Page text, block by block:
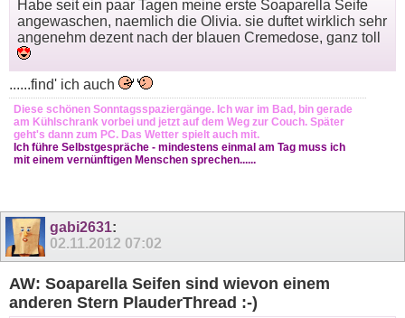
Habe seit ein paar Tagen meine erste Soaparella Seife
angewaschen, naemlich die Olivia. sie duftet wirklich sehr
angenehm dezent nach der blauen Cremedose, ganz toll
......find' ich auch
Diese schönen Sonntagsspaziergänge. Ich war im Bad, bin gerade
am Kühlschrank vorbei und jetzt auf dem Weg zur Couch. Später
geht's dann zum PC. Das Wetter spielt auch mit.
Ich führe Selbstgespräche - mindestens einmal am Tag muss ich
mit einem vernünftigen Menschen sprechen......
gabi2631:
02.11.2012 07:02
AW: Soaparella Seifen sind wievon einem
anderen Stern PlauderThread :-)